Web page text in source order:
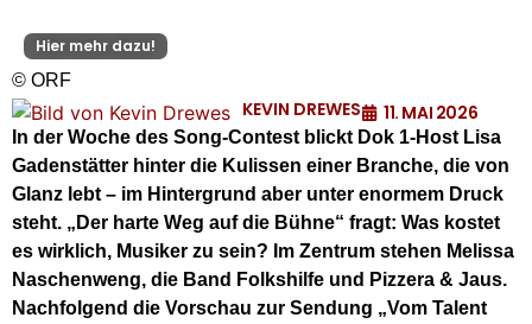
Hier mehr dazu!
© ORF
KEVIN DREWES 11. MAI 2026
In der Woche des Song-Contest blickt Dok 1-Host Lisa
Gadenstätter hinter die Kulissen einer Branche, die von
Glanz lebt – im Hintergrund aber unter enormem Druck
steht. „Der harte Weg auf die Bühne“ fragt: Was kostet
es wirklich, Musiker zu sein? Im Zentrum stehen Melissa
Naschenweng, die Band Folkshilfe und Pizzera & Jaus.
Nachfolgend die Vorschau zur Sendung „Vom Talent